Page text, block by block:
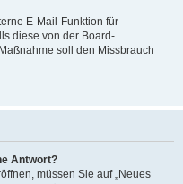
E-Mail-Funktion für
diese von der Board-
soll den Missbrauch
Antwort?
müssen Sie auf „Neues